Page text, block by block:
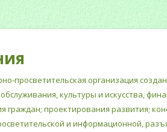
просветительская организация
культуры и искусства,
граждан; проектирования развития;
и информационной,